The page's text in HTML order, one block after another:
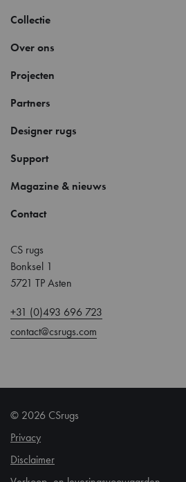
Collectie
Over ons
Projecten
Partners
Designer rugs
Support
Magazine & nieuws
Contact
CS rugs
Bonksel 1
5721 TP Asten
+31 (0)493 696 723
contact@csrugs.com
© 2026 CSrugs
Privacy
Disclaimer